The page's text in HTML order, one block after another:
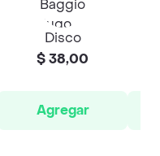
Disco
$ 38,00
Agregar